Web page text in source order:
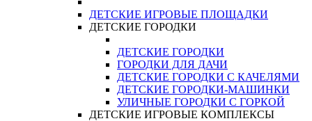
ДЕТСКИЕ ИГРОВЫЕ ПЛОЩАДКИ
ДЕТСКИЕ ГОРОДКИ
ДЕТСКИЕ ГОРОДКИ
ГОРОДКИ ДЛЯ ДАЧИ
ДЕТСКИЕ ГОРОДКИ С КАЧЕЛЯМИ
ДЕТСКИЕ ГОРОДКИ-МАШИНКИ
УЛИЧНЫЕ ГОРОДКИ С ГОРКОЙ
ДЕТСКИЕ ИГРОВЫЕ КОМПЛЕКСЫ